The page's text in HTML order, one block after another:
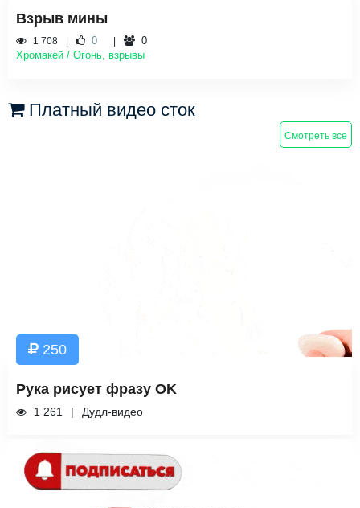
Взрыв мины
1 708 0
0
Хромакей / Огонь, взрывы
Платный видео сток
Смотреть все
250
Рука рисует фразу OK
1 261 Дудл-видео